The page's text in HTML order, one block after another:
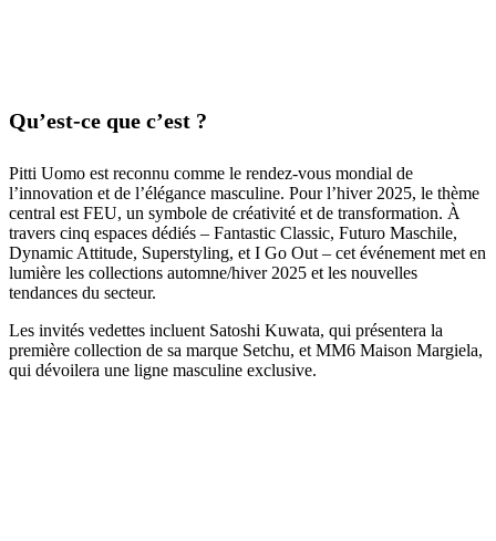
Qu’est-ce que c’est ?
Pitti Uomo est reconnu comme le rendez-vous mondial de
l’innovation et de l’élégance masculine. Pour l’hiver 2025, le thème
central est FEU, un symbole de créativité et de transformation. À
travers cinq espaces dédiés – Fantastic Classic, Futuro Maschile,
Dynamic Attitude, Superstyling, et I Go Out – cet événement met en
lumière les collections automne/hiver 2025 et les nouvelles
tendances du secteur.
Les invités vedettes incluent Satoshi Kuwata, qui présentera la
première collection de sa marque Setchu, et MM6 Maison Margiela,
qui dévoilera une ligne masculine exclusive.